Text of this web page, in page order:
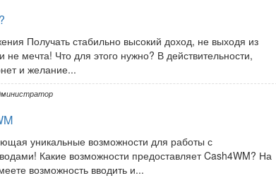
Получать стабильно высокий доход, не выходя из
мечта! Что для этого нужно? В действительности,
и желание...
уникальные возможности для работы с
Какие возможности предоставляет Cash4WM? На
возможность вводить и...